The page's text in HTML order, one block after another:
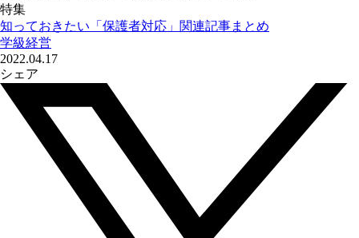
特集
知っておきたい「保護者対応」関連記事まとめ
学級経営
2022.04.17
シェア